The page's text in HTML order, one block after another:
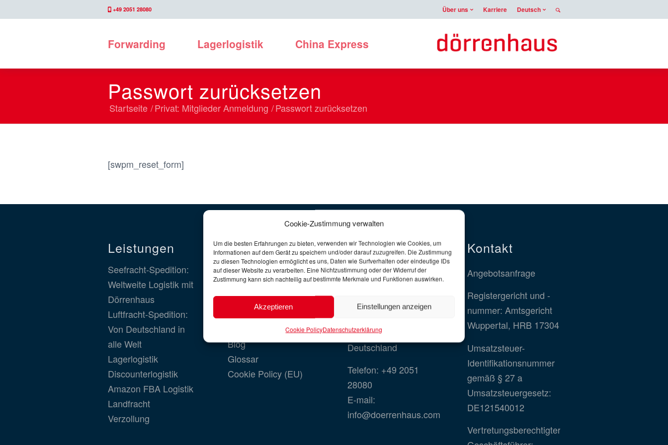
Cookie-Zustimmung verwalten
Um die besten Erfahrungen zu bieten, verwenden wir Technologien wie Cookies, um
Informationen auf dem Gerät zu speichern und/oder darauf zuzugreifen. Die Zustimmung
zu diesen Technologien ermöglicht es uns, Daten wie Surfverhalten oder eindeutige IDs
auf dieser Website zu verarbeiten. Eine Nichtzustimmung oder der Widerruf der
Zustimmung kann sich nachteilig auf bestimmte Merkmale und Funktionen auswirken.
Akzeptieren Einstellungen anzeigen
Cookie PolicyDatenschutzerklärung
Über uns Karriere Deutsch
+49 2051 28080
Forwarding Lagerlogistik China Express
Passwort zurücksetzen
Startseite /Privat: Mitglieder Anmeldung /Passwort zurücksetzen
[swpm_reset_form]
Leistungen
Seefracht-Spedition:
Weltweite Logistik mit
Dörrenhaus
Luftfracht-Spedition:
Von Deutschland in
alle Welt
Lagerlogistik
Discounterlogistik
Amazon FBA Logistik
Landfracht
Verzollung
Dörrenhaus
Über uns
Standorte
Downloads
Dieselzuschlag
Blog
Glossar
Cookie Policy (EU)
Adresse
Dörrenhaus GmbH
Spedition
42551 Velbert
Deutschland
Telefon: +49 2051
28080
E-mail:
info@doerrenhaus.com
Kontakt
Angebotsanfrage
Registergericht und -
nummer: Amtsgericht
Wuppertal, HRB 17304
Umsatzsteuer-
Identifikationsnummer
gemäß § 27 a
Umsatzsteuergesetz:
DE121540012
Vertretungsberechtigter